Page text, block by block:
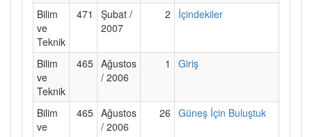
Bilim
ve
Teknik
471
Şubat /
2007
2 İçindekiler
Bilim
ve
Teknik
465 Ağustos
/ 2006
1 Giriş
Bilim
ve
465 Ağustos
/ 2006
26 Güneş İçin Buluştuk